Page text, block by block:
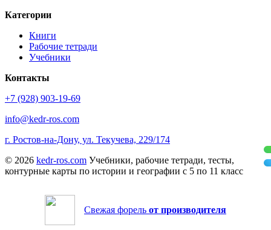
Категории
Книги
Рабочие тетради
Учебники
Контакты
+7 (928) 903-19-69
info@kedr-ros.com
г. Ростов-на-Дону, ул. Текучева, 229/174
© 2026 kedr-ros.com Учебники, рабочие тетради, тесты,
контурные карты по истории и географии с 5 по 11 класс
Свежая форель от производителя